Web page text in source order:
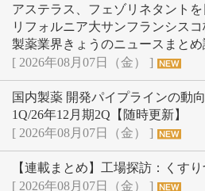
アステラス、フェゾリネタント
リフォルニア大サンフランシスコ
製薬業界きょうのニュースまとめ
[ 2026年08月07日（金） ]
国内製薬 開発パイプラインの動
1Q/26年12月期2Q【随時更新】
[ 2026年08月07日（金） ]
【連載まとめ】工場探訪：くす
[ 2026年08月07日（金） ]